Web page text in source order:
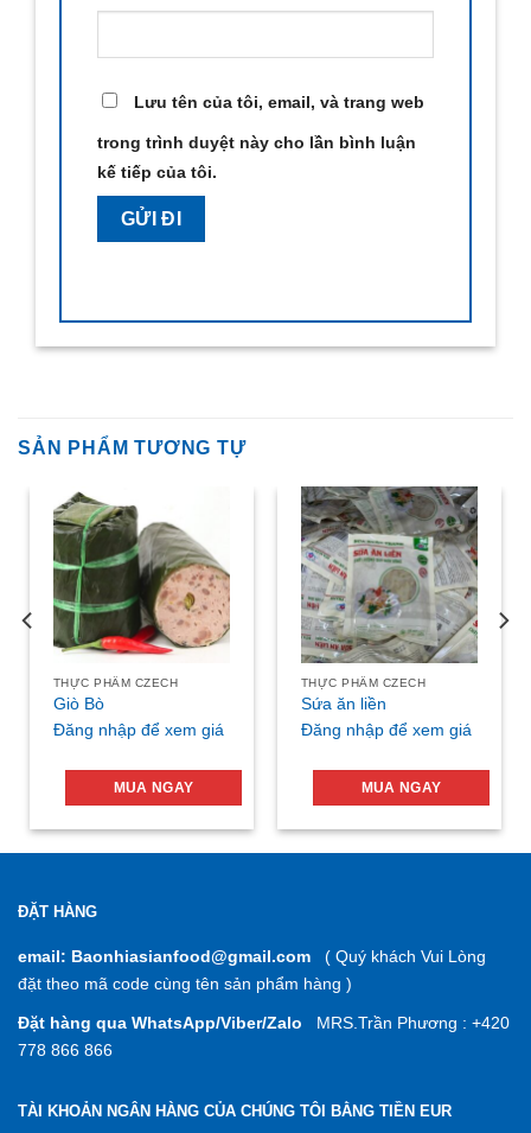
Lưu tên của tôi, email, và trang web
trong trình duyệt này cho lần bình luận
kế tiếp của tôi.
SẢN PHẨM TƯƠNG TỰ
THỰC PHẨM CZECH
Giò Bò
Đăng nhập để xem giá
MUA NGAY
THỰC PHẨM CZECH
Sứa ăn liền
Đăng nhập để xem giá
MUA NGAY
ĐẶT HÀNG
email: Baonhiasianfood@gmail.com ( Quý khách Vui Lòng
đặt theo mã code cùng tên sản phẩm hàng )
Đặt hàng qua WhatsApp/Viber/Zalo MRS.Trần Phương : +420
778 866 866
TÀI KHOẢN NGÂN HÀNG CỦA CHÚNG TÔI BẰNG TIỀN EUR